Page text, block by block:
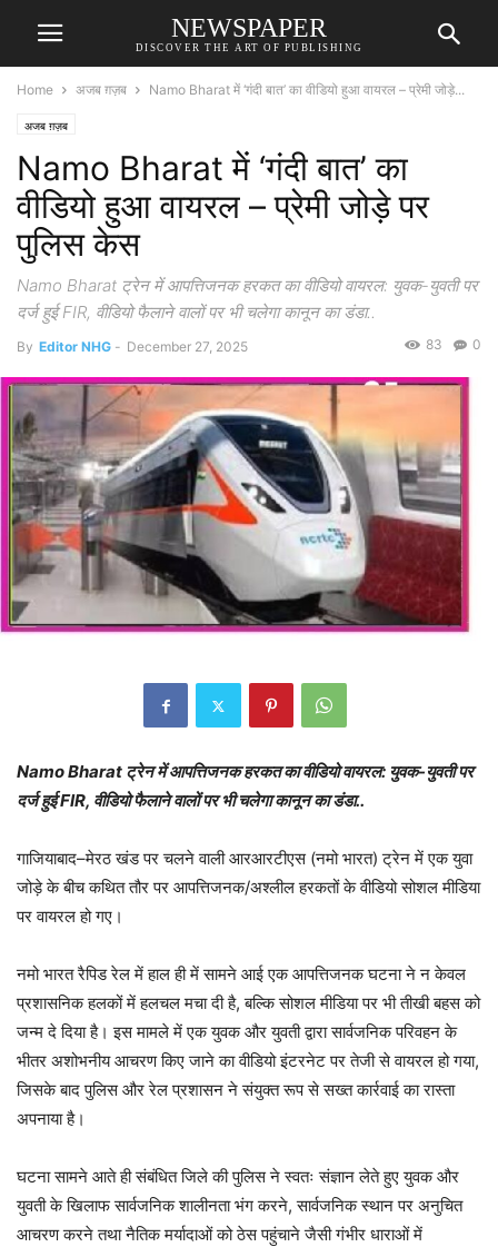
NEWSPAPER
DISCOVER THE ART OF PUBLISHING
Home अजब ग़ज़ब Namo Bharat में ‘गंदी बात’ का वीडियो हुआ वायरल – प्रेमी जोड़े...
अजब ग़ज़ब
Namo Bharat में ‘गंदी बात’ का
वीडियो हुआ वायरल – प्रेमी जोड़े पर
पुलिस केस
Namo Bharat ट्रेन में आपत्तिजनक हरकत का वीडियो वायरल: युवक-युवती पर
दर्ज हुई FIR, वीडियो फैलाने वालों पर भी चलेगा कानून का डंडा..
By Editor NHG - December 27, 2025 0
83
Namo Bharat ट्रेन में आपत्तिजनक हरकत का वीडियो वायरल: युवक-युवती पर
दर्ज हुई FIR, वीडियो फैलाने वालों पर भी चलेगा कानून का डंडा..
गाजियाबाद–मेरठ खंड पर चलने वाली आरआरटीएस (नमो भारत) ट्रेन में एक युवा
जोड़े के बीच कथित तौर पर आपत्तिजनक/अश्लील हरकतों के वीडियो सोशल मीडिया
पर वायरल हो गए।
नमो भारत रैपिड रेल में हाल ही में सामने आई एक आपत्तिजनक घटना ने न केवल
प्रशासनिक हलकों में हलचल मचा दी है, बल्कि सोशल मीडिया पर भी तीखी बहस को
जन्म दे दिया है। इस मामले में एक युवक और युवती द्वारा सार्वजनिक परिवहन के
भीतर अशोभनीय आचरण किए जाने का वीडियो इंटरनेट पर तेजी से वायरल हो गया,
जिसके बाद पुलिस और रेल प्रशासन ने संयुक्त रूप से सख्त कार्रवाई का रास्ता
अपनाया है।
घटना सामने आते ही संबंधित जिले की पुलिस ने स्वतः संज्ञान लेते हुए युवक और
युवती के खिलाफ सार्वजनिक शालीनता भंग करने, सार्वजनिक स्थान पर अनुचित
आचरण करने तथा नैतिक मर्यादाओं को ठेस पहुंचाने जैसी गंभीर धाराओं में